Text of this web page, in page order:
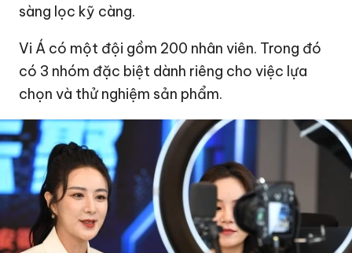
sàng lọc kỹ càng.
Vi Á có một đội gồm 200 nhân viên. Trong đó
có 3 nhóm đặc biệt dành riêng cho việc lựa
chọn và thử nghiệm sản phẩm.